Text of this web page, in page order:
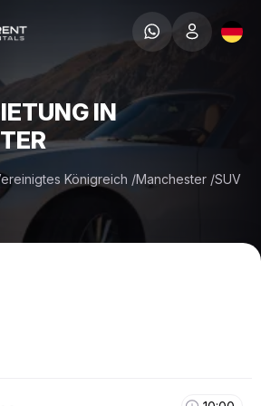
IN
Königreich /Manchester /SUV